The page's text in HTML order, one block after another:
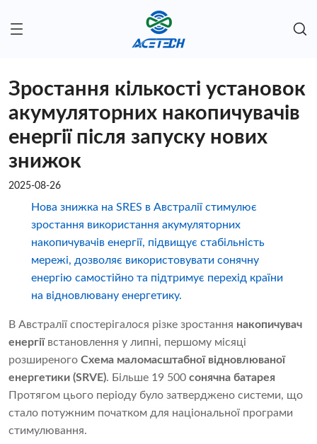
Зростання кількості установок
акумуляторних накопичувачів
енергії після запуску нових
знижок
2025-08-26
Нова знижка на SRES в Австралії стимулює
зростання використання акумуляторних
накопичувачів енергії, підвищує стабільність
мережі, дозволяє використовувати сонячну
енергію самостійно та підтримує перехід країни
на відновлювану енергетику.
В Австралії спостерігалося різке зростання накопичувач
енергіївстановлення у липні, першому місяці
розширеного Схема маломасштабної відновлюваної
енергетики (SRVE). Більше 19 500 сонячна батарея
Протягом цього періоду було затверджено системи, що
стало потужним початком для національної програми
стимулювання.